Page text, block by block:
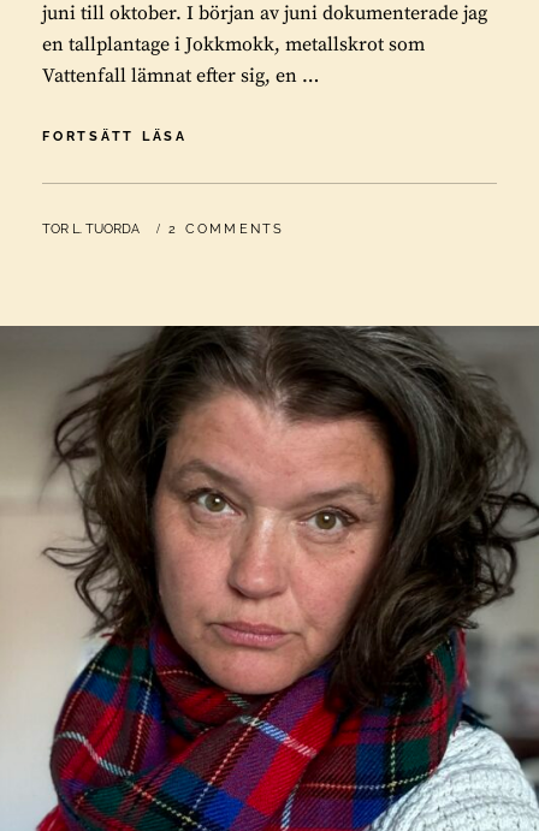
juni till oktober. I början av juni dokumenterade jag
en tallplantage i Jokkmokk, metallskrot som
Vattenfall lämnat efter sig, en …
FORTSÄTT LÄSA
–
FÖRSMAK
BY
TOR L. TUORDA 2 COMMENTS